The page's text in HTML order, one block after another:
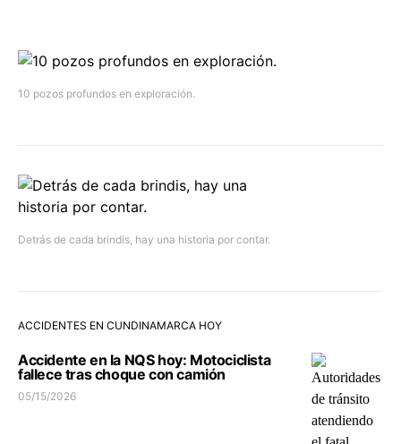
10 pozos profundos en exploración.
Detrás de cada brindis, hay una historia por contar.
ACCIDENTES EN CUNDINAMARCA HOY
Accidente en la NQS hoy: Motociclista
fallece tras choque con camión
05/15/2026